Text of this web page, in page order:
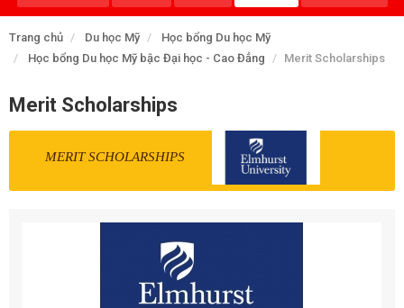
Trang chủ Du học Mỹ
Học bổng Du học Mỹ
Học bổng Du học Mỹ bậc Đại học - Cao Đẳng
Merit Scholarships
Merit Scholarships
MERIT SCHOLARSHIPS
VỀ NAM PHONG
LIÊN HỆ